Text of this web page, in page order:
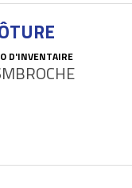
D'INVENTAIRE